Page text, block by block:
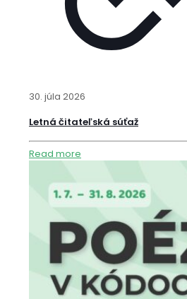
30. júla 2026
Letná čitateľská súťaž
Read more